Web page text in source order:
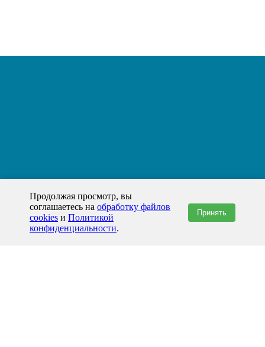
Продолжая просмотр, вы
соглашаетесь на обработку файлов
cookies и Политикой
конфиденциальности.
Принять